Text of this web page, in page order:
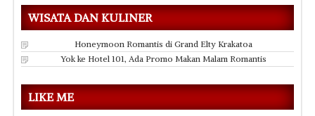
WISATA DAN KULINER
Honeymoon Romantis di Grand Elty Krakatoa
Yok ke Hotel 101, Ada Promo Makan Malam Romantis
LIKE ME